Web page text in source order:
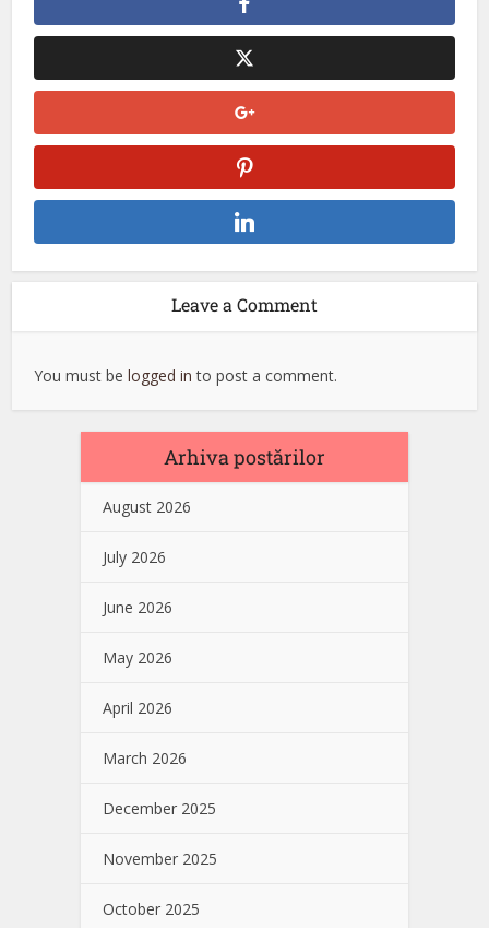
Leave a Comment
You must belogged in to post a comment.
Arhiva postărilor
August 2026
July 2026
June 2026
May 2026
April 2026
March 2026
December 2025
November 2025
October 2025